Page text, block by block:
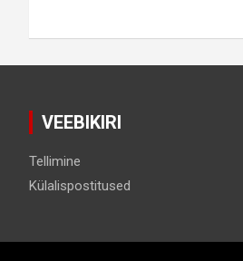
VEEBIKIRI
Tellimine
Külalispostitused